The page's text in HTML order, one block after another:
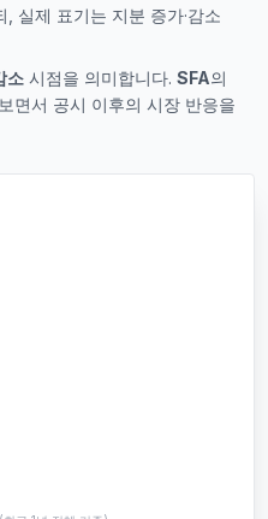
실제 표기는 지분 증가·감소
소 시점을 의미합니다.SFA의
면서 공시 이후의 시장 반응을